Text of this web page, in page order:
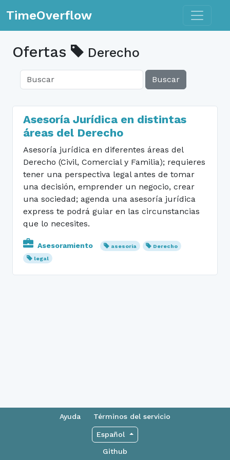
TimeOverflow Toggle
Ofertas Derecho
Buscar
Asesoría Jurídica en distintas
áreas del Derecho
Asesoría jurídica en diferentes áreas del
Derecho (Civil, Comercial y Familia); requieres
tener una perspectiva legal antes de tomar
una decisión, emprender un negocio, crear
una sociedad; agenda una asesoría jurídica
express te podrá guiar en las circunstancias
que lo necesites.
Asesoramiento asesoria
Derecho
legal
Ayuda Términos del servicio
Español
Github